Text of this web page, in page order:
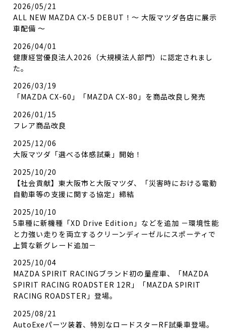
2026/05/21
ALL NEW MAZDA CX-5 DEBUT！～ 大阪マツダ各店に展示
車配備 ～
2026/04/01
健康経営優良法人2026（大規模法人部門）に認定されまし
た。
2026/03/19
「MAZDA CX-60」「MAZDA CX-80」を商品改良し発売
2026/01/15
フレア商品改良
2025/12/06
大阪マツダ「選べる体感試乗」開始！
2025/10/20
【社会貢献】東大阪市と大阪マツダ、「災害時における電動
自動車等の支援に関する協定」締結
2025/10/10
5車種に新機種「XD Drive Edition」などを追加 －環境性能
と力強い走りを両立するクリーンディーゼルにスポーティで
上質な新グレード追加－
2025/10/04
MAZDA SPIRIT RACINGブランド初の量産車、「MAZDA
SPIRIT RACING ROADSTER 12R」「MAZDA SPIRIT
RACING ROADSTER」登場。
2025/08/21
AutoExeパーツ装着、特別なロードスターRF試乗車登場。